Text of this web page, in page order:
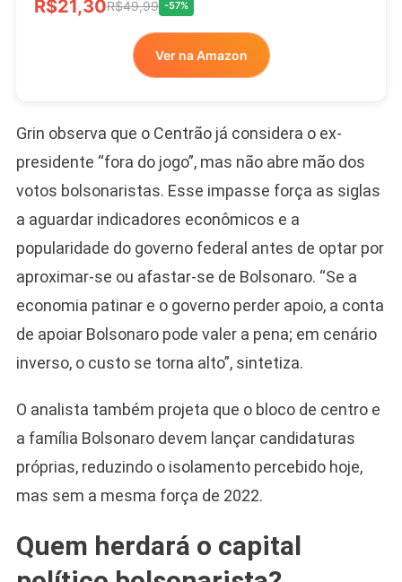
R$21,30R$49,99 -57%
Ver na Amazon
Grin observa que o Centrão já considera o ex-
presidente “fora do jogo”, mas não abre mão dos
votos bolsonaristas. Esse impasse força as siglas
a aguardar indicadores econômicos e a
popularidade do governo federal antes de optar por
aproximar-se ou afastar-se de Bolsonaro. “Se a
economia patinar e o governo perder apoio, a conta
de apoiar Bolsonaro pode valer a pena; em cenário
inverso, o custo se torna alto”, sintetiza.
O analista também projeta que o bloco de centro e
a família Bolsonaro devem lançar candidaturas
próprias, reduzindo o isolamento percebido hoje,
mas sem a mesma força de 2022.
Quem herdará o capital